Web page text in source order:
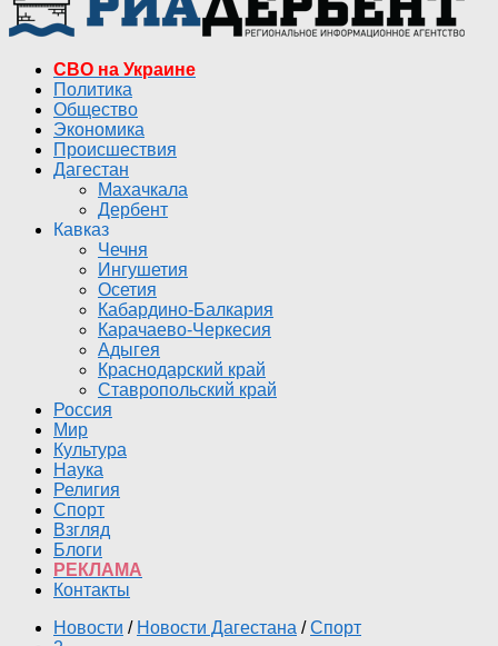
СВО на Украине
Политика
Общество
Экономика
Происшествия
Дагестан
Махачкала
Дербент
Кавказ
Чечня
Ингушетия
Осетия
Кабардино-Балкария
Карачаево-Черкесия
Адыгея
Краснодарский край
Ставропольский край
Россия
Мир
Культура
Наука
Религия
Спорт
Взгляд
Блоги
РЕКЛАМА
Контакты
Новости / Новости Дагестана / Спорт